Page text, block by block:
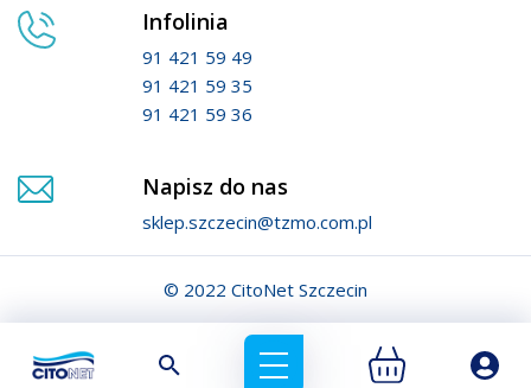
Infolinia
91 421 59 49
91 421 59 35
91 421 59 36
Napisz do nas
sklep.szczecin@tzmo.com.pl
© 2022 CitoNet Szczecin